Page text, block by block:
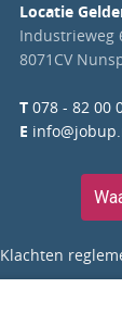
Locatie
Industrieweg
8071CV
T 078 - 82 00
E
Klachten